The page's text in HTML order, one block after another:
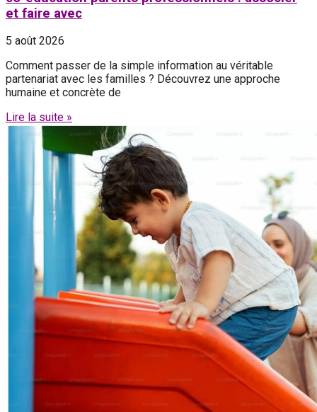
et faire avec
5 août 2026
Comment passer de la simple information au véritable
partenariat avec les familles ? Découvrez une approche
humaine et concrète de
Lire la suite »